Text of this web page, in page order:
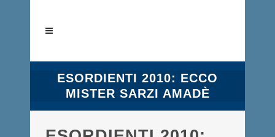
ESORDIENTI 2010: ECCO
MISTER SARZI AMADÈ